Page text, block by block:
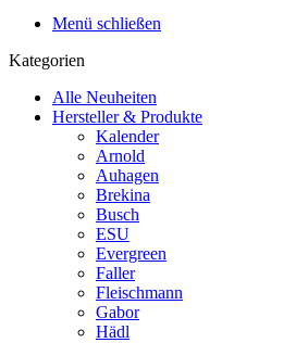
Menü schließen
Kategorien
Alle Neuheiten
Hersteller & Produkte
Kalender
Arnold
Auhagen
Brekina
Busch
ESU
Evergreen
Faller
Fleischmann
Gabor
Hädl